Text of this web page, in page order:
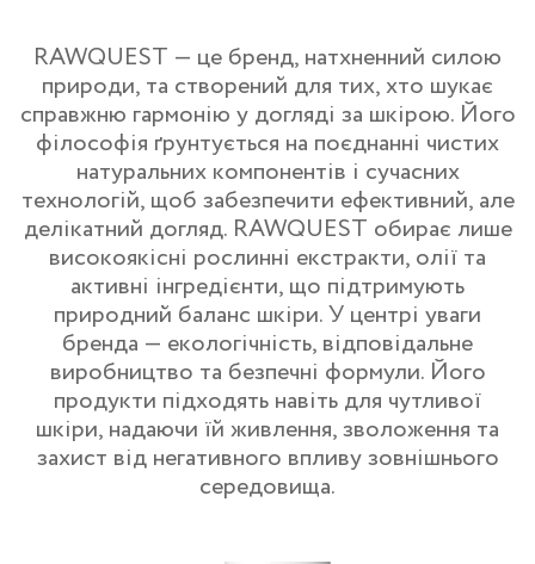
RAWQUEST — це бренд, натхненний силою
природи, та створений для тих, хто шукає
справжню гармонію у догляді за шкірою. Його
філософія ґрунтується на поєднанні чистих
натуральних компонентів і сучасних
технологій, щоб забезпечити ефективний, але
делікатний догляд. RAWQUEST обирає лише
високоякісні рослинні екстракти, олії та
активні інгредієнти, що підтримують
природний баланс шкіри. У центрі уваги
бренда — екологічність, відповідальне
виробництво та безпечні формули. Його
продукти підходять навіть для чутливої
шкіри, надаючи їй живлення, зволоження та
захист від негативного впливу зовнішнього
середовища.